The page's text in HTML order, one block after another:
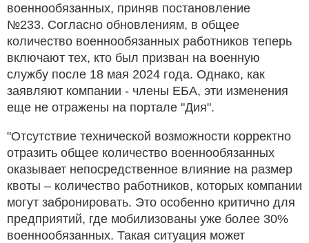
военнообязанных, приняв постановление
№233. Согласно обновлениям, в общее
количество военнообязанных работников теперь
включают тех, кто был призван на военную
службу после 18 мая 2024 года. Однако, как
заявляют компании - члены ЕБА, эти изменения
еще не отражены на портале "Дия".
"Отсутствие технической возможности корректно
отразить общее количество военнообязанных
оказывает непосредственное влияние на размер
квоты – количество работников, которых компании
могут забронировать. Это особенно критично для
предприятий, где мобилизованы уже более 30%
военнообязанных. Такая ситуация может